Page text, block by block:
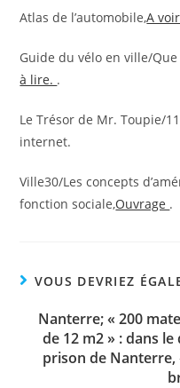
Atlas de l’automobile,A
Guide du vélo en ville/
à lire. .
Le Trésor de Mr. Toupie/
internet.
Ville30/Les concepts
fonction sociale,Ouvrage .
VOUS DEVRIEZ
Nanterre; « 200
de 12 m2 » : dans
prison de Nanterre,